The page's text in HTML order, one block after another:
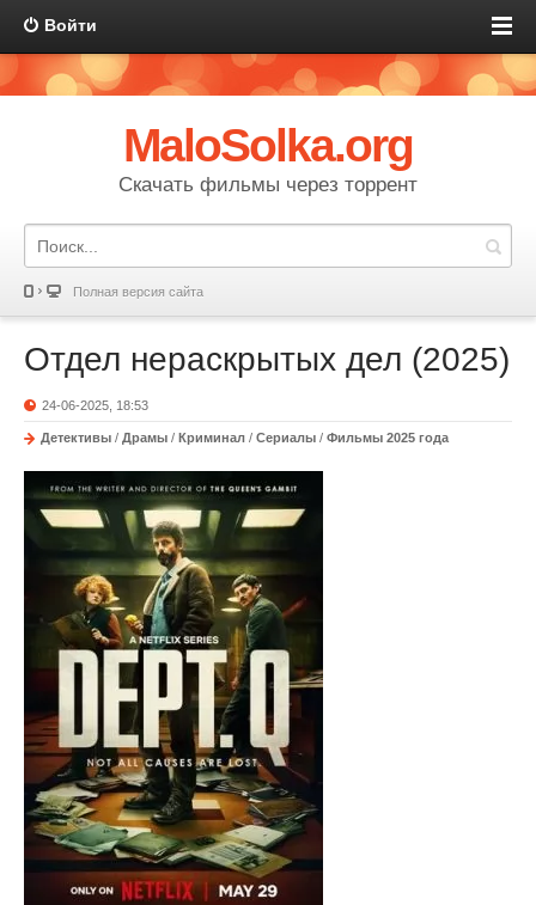
Войти
MaloSolka.org
Скачать фильмы через торрент
Полная версия сайта
Отдел нераскрытых дел (2025)
24-06-2025, 18:53
Детективы / Драмы / Криминал / Сериалы / Фильмы 2025 года